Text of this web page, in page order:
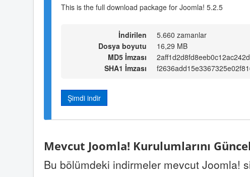
This is the full download package for Joomla! 5.2.5
İndirilen
5.660 zamanlar
Dosya boyutu
16,29 MB
MD5 İmzası
SHA1 İmzası
Şimdi indir
Mevcut Joomla! Kurulumlarını
Bu bölümdeki indirmeler mevcut Joomla!